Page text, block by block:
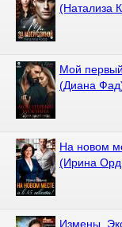
(Натализа
Мой
(Диана
На новом
(Ирина
Измены.